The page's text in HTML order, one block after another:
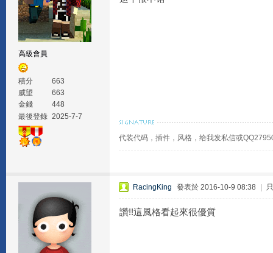
高級會員
積分
663
威望
663
金錢
448
最後登錄 2025-7-7
代装代码，插件，风格，给我发私信或
RacingKing 發表於 2016-10-9 08:38
讚!!這風格看起來很優質